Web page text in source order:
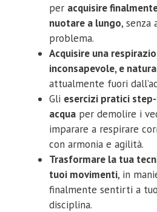
per acquisire
nuotare a lungo, senza
problema.
Acquisire una
inconsapevole, e
attualmente fuori
Gli esercizi pratici
acqua per demolire i
imparare a respirare
con armonia e agilità.
Trasformare la tua
tuoi movimenti, in
finalmente sentirti a
disciplina.